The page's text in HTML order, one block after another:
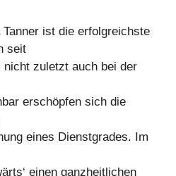
ist die erfolgreichste
seit
nicht zuletzt auch bei der
erschöpfen sich die
eines Dienstgrades. Im
einen ganzheitlichen